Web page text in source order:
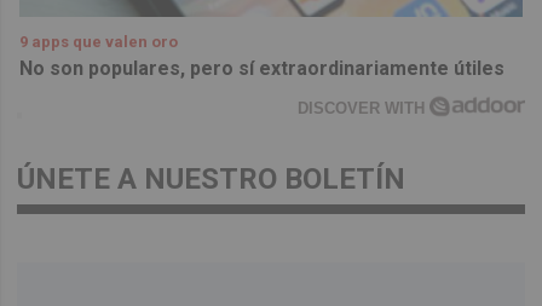
9 apps que valen oro
No son populares, pero sí extraordinariamente útiles
DISCOVER WITH
ÚNETE A NUESTRO BOLETÍN